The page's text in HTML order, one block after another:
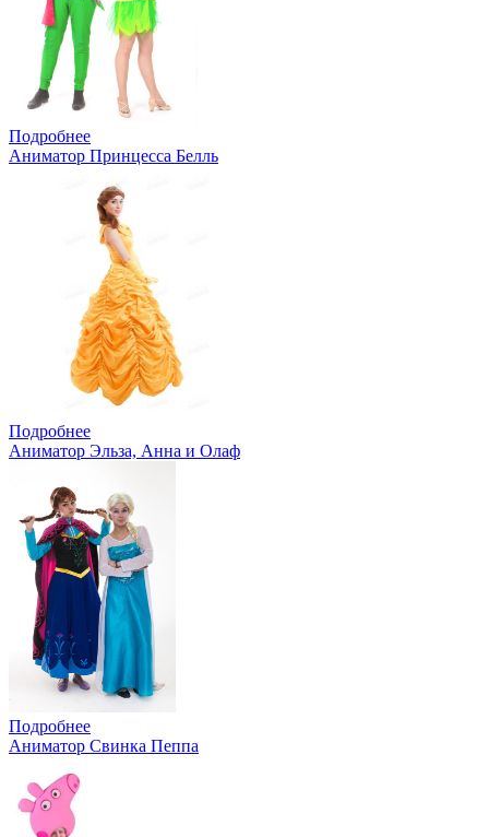
Подробнее
Аниматор Принцесса Белль
Подробнее
Аниматор Эльза, Анна и Олаф
Подробнее
Аниматор Свинка Пеппа